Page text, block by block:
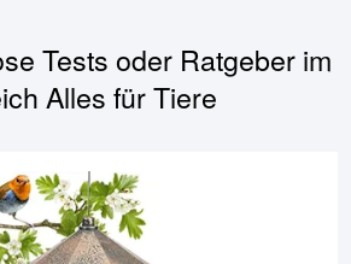
Tests oder Ratgeber im
Alles für Tiere